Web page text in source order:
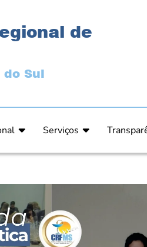
de
do Sul
Julgamento
/ Acórdão
de Ética CRFMS
Serviços
Cartas de Serviços –
Orientações Técnicas
Ouvidoria
Proteção